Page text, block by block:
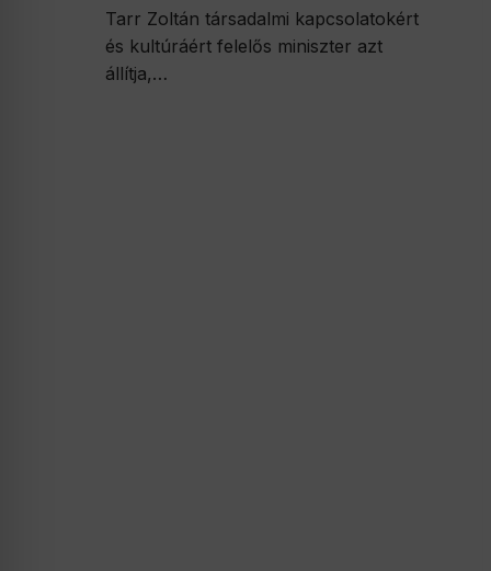
Tarr Zoltán társadalmi kapcsolatokért
és kultúráért felelős miniszter azt
állítja,…